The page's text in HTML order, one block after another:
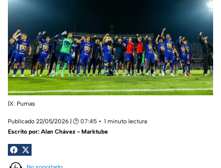
|X: Pumas
Publicado 22/05/2026 | 🕑 07:45
1 minuto lectura
Escrito por: Alan Chávez - Marktube